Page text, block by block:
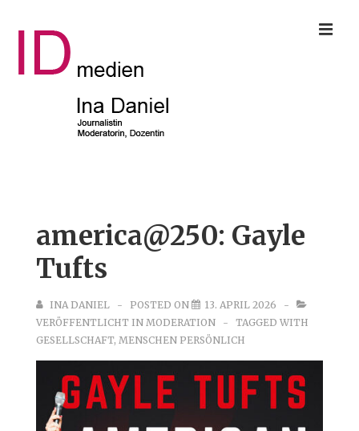
Zum
america@250: Gayle
Tufts
INA DANIEL POSTED ON
13. APRIL 2026
VERÖFFENTLICHT IN MODERATION
TAGGED WITH
GESELLSCHAFT, MENSCHEN PERSÖNLICH